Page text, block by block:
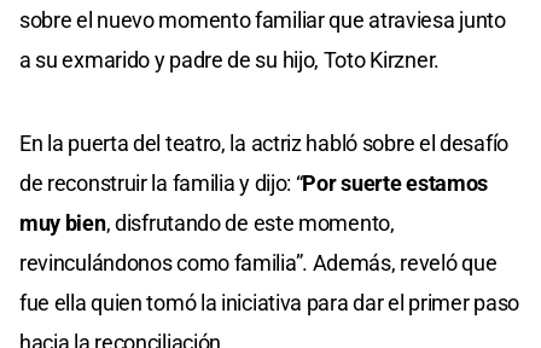
sobre el nuevo momento familiar que atraviesa junto
a su exmarido y padre de su hijo, Toto Kirzner.
En la puerta del teatro, la actriz habló sobre el desafío
de reconstruir la familia y dijo: “Por suerte estamos
muy bien, disfrutando de este momento,
revinculándonos como familia”. Además, reveló que
fue ella quien tomó la iniciativa para dar el primer paso
hacia la reconciliación.